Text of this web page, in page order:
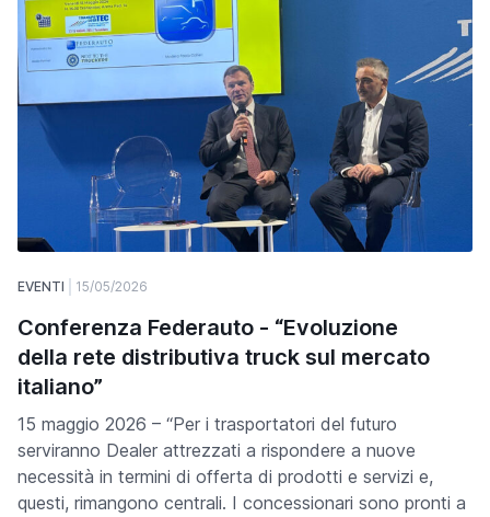
EVENTI 15/05/2026
Conferenza Federauto - “Evoluzione
della rete distributiva truck sul mercato
italiano”
15 maggio 2026 – “Per i trasportatori del futuro
serviranno Dealer attrezzati a rispondere a nuove
necessità in termini di offerta di prodotti e servizi e,
questi, rimangono centrali. I concessionari sono pronti a